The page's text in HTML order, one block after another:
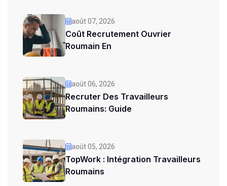
août 07, 2026
Coût Recrutement Ouvrier
Roumain En
août 06, 2026
Recruter Des Travailleurs
Roumains: Guide
août 05, 2026
TopWork : Intégration Travailleurs
Roumains